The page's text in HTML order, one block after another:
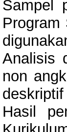
Sampel
Program
Analisis
non
Hasil